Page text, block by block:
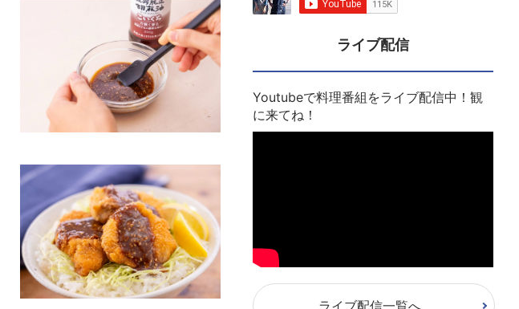
ライブ配信
Youtubeで料理番組をライブ配信中！観
に来てね！
ライブ配信一覧へ